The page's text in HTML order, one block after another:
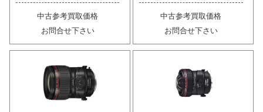
中古参考買取価格
お問合せ下さい
中古参考買取価格
お問合せ下さい